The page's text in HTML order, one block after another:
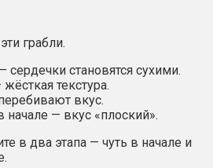
грабли.
становятся сухими.
текстура.
вкус.
начале — вкус «плоский».
в два этапа — чуть в начале и